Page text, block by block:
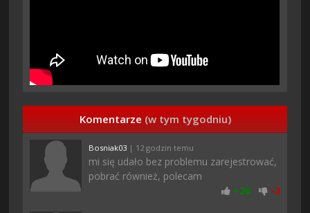
Komentarze (w tym tygodniu)
Bosniak03 | 12 godzin temu
mi się udało bez problemu zarejestrować,
pobrać również, polecam
+26 -2